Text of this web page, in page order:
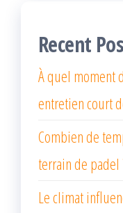
Recent
À quel moment
entretien court
Combien de
terrain de padel
Le climat